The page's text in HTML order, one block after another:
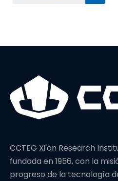
CCTEG Xi'an Research
fundada en 1956, con la
progreso de la tecnología